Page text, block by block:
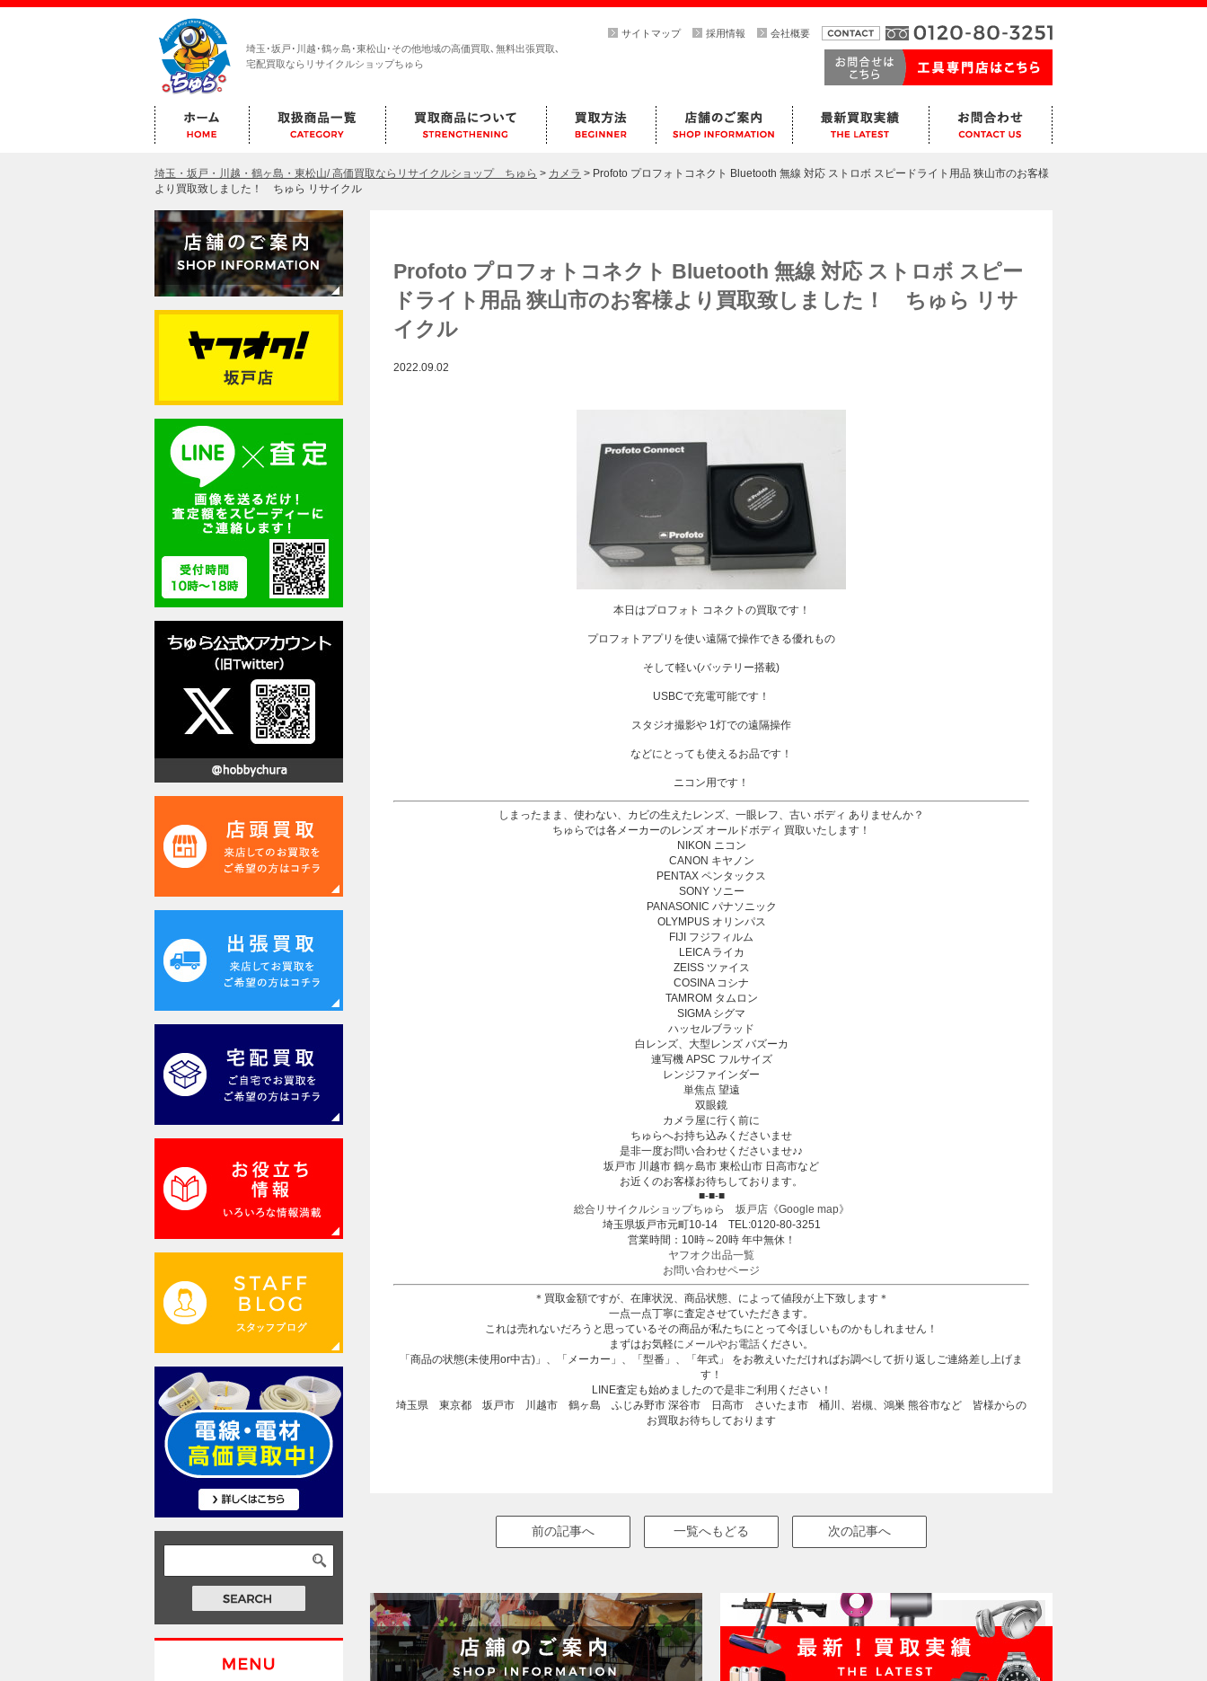
埼玉･坂戸･川越･鶴ヶ島･東松山･その他地域の高価買取､無料出張買取､
宅配買取ならリサイクルショップちゅら
サイトマップ 採用情報 会社概要
埼玉・坂戸・川越・鶴ヶ島・東松山/ 高価買取ならリサイクルショップ ちゅら > カメラ > Profoto プロフォトコネクト Bluetooth 無線 対応 ストロボ スピードライト用品 狭山市のお客様
より買取致しました！ ちゅら リサイクル
Profoto プロフォトコネクト Bluetooth 無線 対応 ストロボ スピー
ドライト用品 狭山市のお客様より買取致しました！ ちゅら リサ
イクル
2022.09.02
本日はプロフォト コネクトの買取です！
プロフォトアプリを使い遠隔で操作できる優れもの
そして軽い(バッテリー搭載)
USBCで充電可能です！
スタジオ撮影や 1灯での遠隔操作
などにとっても使えるお品です！
ニコン用です！
しまったまま、使わない、カビの生えたレンズ、一眼レフ、古い ボディ ありませんか？
ちゅらでは各メーカーのレンズ オールドボディ 買取いたします！
NIKON ニコン
CANON キヤノン
PENTAX ペンタックス
SONY ソニー
PANASONIC パナソニック
OLYMPUS オリンパス
FIJI フジフィルム
LEICA ライカ
ZEISS ツァイス
COSINA コシナ
TAMROM タムロン
SIGMA シグマ
ハッセルブラッド
白レンズ、大型レンズ バズーカ
連写機 APSC フルサイズ
レンジファインダー
単焦点 望遠
双眼鏡
カメラ屋に行く前に
ちゅらへお持ち込みくださいませ
是非一度お問い合わせくださいませ♪♪
坂戸市 川越市 鶴ヶ島市 東松山市 日高市など
お近くのお客様お待ちしております。
■-■-■
総合リサイクルショップちゅら 坂戸店《Google map》
埼玉県坂戸市元町10-14 TEL:0120-80-3251
営業時間：10時～20時 年中無休！
ヤフオク出品一覧
お問い合わせページ
＊買取金額ですが、在庫状況、商品状態、によって値段が上下致します＊
一点一点丁寧に査定させていただきます。
これは売れないだろうと思っているその商品が私たちにとって今ほしいものかもしれません！
まずはお気軽に メールやお電話 ください。
「商品の状態(未使用or中古)」、「メーカー」、「型番」、「年式」 をお教えいただければお調べして折り返しご連絡差し上げま
す！
LINE査定も始めましたので是非ご利用ください！
埼玉県 東京都 坂戸市 川越市 鶴ヶ島 ふじみ野市 深谷市 日高市 さいたま市 桶川、岩槻、鴻巣 熊谷市など 皆様からの
お買取お待ちしております
前の記事へ 次の記事へ
一覧へもどる